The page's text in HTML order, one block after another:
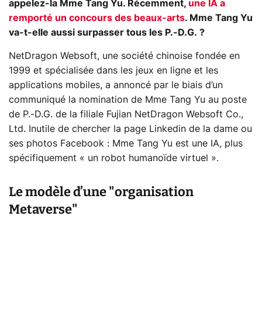
appelez-la Mme Tang Yu. Récemment, une IA a
remporté un concours des beaux-arts. Mme Tang Yu
va-t-elle aussi surpasser tous les P.-D.G. ?
NetDragon Websoft, une société chinoise fondée en
1999 et spécialisée dans les jeux en ligne et les
applications mobiles, a annoncé par le biais d’un
communiqué la nomination de Mme Tang Yu au poste
de P.-D.G. de la filiale Fujian NetDragon Websoft Co.,
Ltd. Inutile de chercher la page Linkedin de la dame ou
ses photos Facebook : Mme Tang Yu est une IA, plus
spécifiquement « un robot humanoïde virtuel ».
Le modèle d’une "organisation
Metaverse"